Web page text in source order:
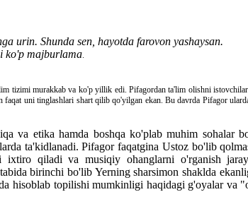
urin. Shunda sen, hayotda farovon yashaysan.
ko'p majburlama.
tizimi murakkab va ko'p yillik edi. Pifagordan ta'lim olishni
uni tinglashlari shart qilib qo'yilgan ekan. Bu davrda Pifagor
va etika hamda boshqa ko'plab muhim sohalar
ta'kidlanadi. Pifagor faqatgina Ustoz bo'lib
qiladi va musiqiy ohanglarni o'rganish
birinchi bo'lib Yerning sharsimon shaklda
hisoblab topilishi mumkinligi haqidagi g'oyalar va